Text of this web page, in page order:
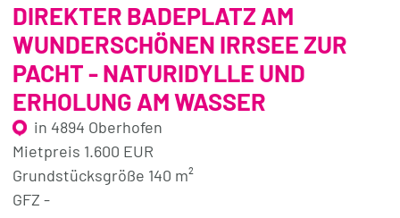
DIREKTER BADEPLATZ AM
WUNDERSCHÖNEN IRRSEE ZUR
PACHT - NATURIDYLLE UND
ERHOLUNG AM WASSER
in 4894 Oberhofen
Mietpreis 1.600 EUR
Grundstücksgröße 140 m²
GFZ -